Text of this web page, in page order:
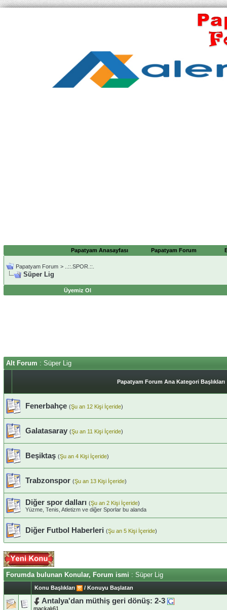
Papatyam Anasayfası Papatyam Forum
Papatyam Forum > ..::.SPOR.::.
Süper Lig
Üyemiz Ol
Alt Forum : Süper Lig
Papatyam Forum Ana Kategori Başlıkları
Fenerbahçe (Şu an 12 Kişi İçeride)
Galatasaray (Şu an 11 Kişi İçeride)
Beşiktaş (Şu an 4 Kişi İçeride)
Trabzonspor (Şu an 13 Kişi İçeride)
Diğer spor dalları (Şu an 2 Kişi İçeride)
Yüzme, Tenis, Atletizm ve diğer Sporlar bu alanda
Diğer Futbol Haberleri (Şu an 5 Kişi İçeride)
Forumda bulunan Konular, Forum ismi : Süper Lig
Konu Başlıkları / Konuyu Başlatan
Antalya'dan müthiş geri dönüş: 2-3
maçkalı61